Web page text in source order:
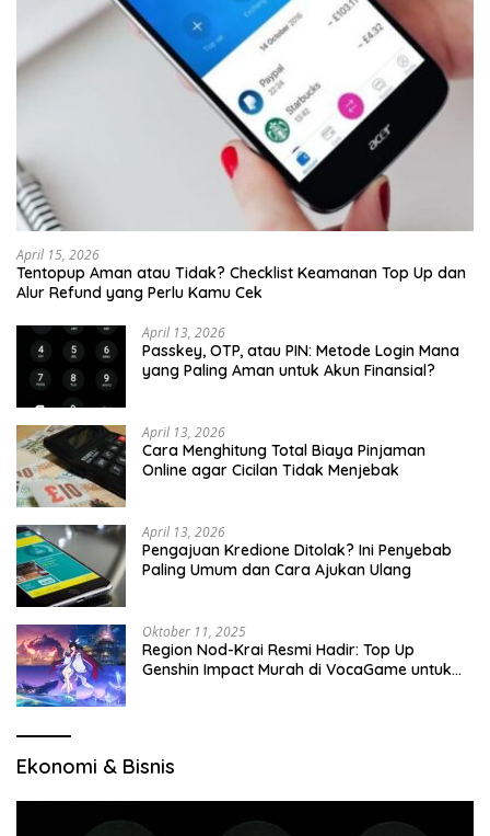
April 15, 2026
Tentopup Aman atau Tidak? Checklist Keamanan Top Up dan
Alur Refund yang Perlu Kamu Cek
April 13, 2026
Passkey, OTP, atau PIN: Metode Login Mana
yang Paling Aman untuk Akun Finansial?
April 13, 2026
Cara Menghitung Total Biaya Pinjaman
Online agar Cicilan Tidak Menjebak
April 13, 2026
Pengajuan Kredione Ditolak? Ini Penyebab
Paling Umum dan Cara Ajukan Ulang
Oktober 11, 2025
Region Nod-Krai Resmi Hadir: Top Up
Genshin Impact Murah di VocaGame untuk
Ekonomi & Bisnis